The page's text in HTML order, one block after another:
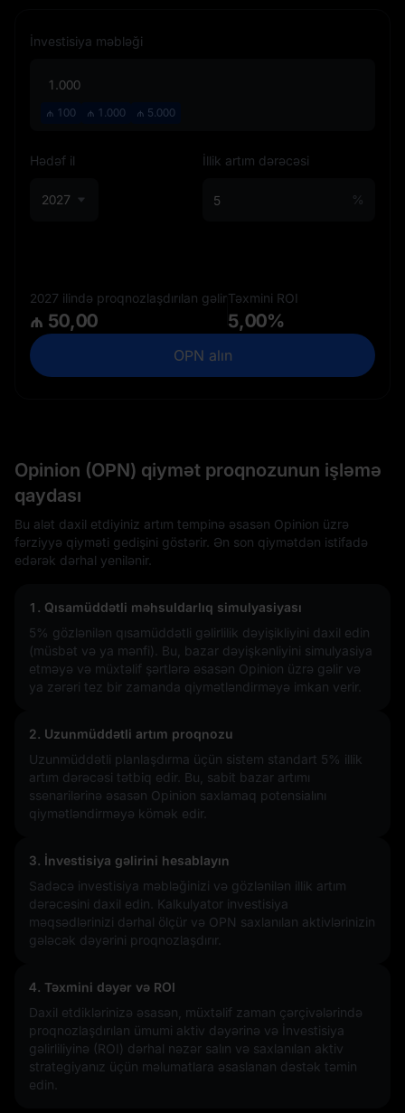
İnvestisiya məbləği
₼ 100 ₼ 1.000 ₼ 5.000
Hədəf il
2027
İllik artım dərəcəsi
%
2027 ilində proqnozlaşdırılan gəlir
₼ 50,00
Təxmini ROI
5,00%
OPN alın
Opinion (OPN) qiymət proqnozunun işləmə
qaydası
Bu alət daxil etdiyiniz artım tempinə əsasən Opinion üzrə
fərziyyə qiyməti gedişini göstərir. Ən son qiymətdən istifadə
edərək dərhal yenilənir.
1. Qısamüddətli məhsuldarlıq simulyasiyası
5% gözlənilən qısamüddətli gəlirlilik dəyişikliyini daxil edin
(müsbət və ya mənfi). Bu, bazar dəyişkənliyini simulyasiya
etməyə və müxtəlif şərtlərə əsasən Opinion üzrə gəlir və
ya zərəri tez bir zamanda qiymətləndirməyə imkan verir.
2. Uzunmüddətli artım proqnozu
Uzunmüddətli planlaşdırma üçün sistem standart 5% illik
artım dərəcəsi tətbiq edir. Bu, sabit bazar artımı
ssenarilərinə əsasən Opinion saxlamaq potensialını
qiymətləndirməyə kömək edir.
3. İnvestisiya gəlirini hesablayın
Sadəcə investisiya məbləğinizi və gözlənilən illik artım
dərəcəsini daxil edin. Kalkulyator investisiya
məqsədlərinizi dərhal ölçür və OPN saxlanılan aktivlərinizin
gələcək dəyərini proqnozlaşdırır.
4. Təxmini dəyər və ROI
Daxil etdiklərinizə əsasən, müxtəlif zaman çərçivələrində
proqnozlaşdırılan ümumi aktiv dəyərinə və İnvestisiya
gəlirliliyinə (ROI) dərhal nəzər salın və saxlanılan aktiv
strategiyanız üçün məlumatlara əsaslanan dəstək təmin
edin.